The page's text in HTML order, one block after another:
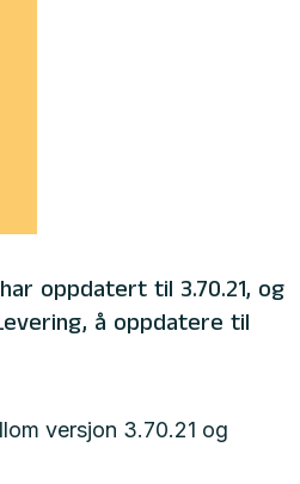
oppdatert til 3.70.21, og
å oppdatere til
versjon 3.70.21 og